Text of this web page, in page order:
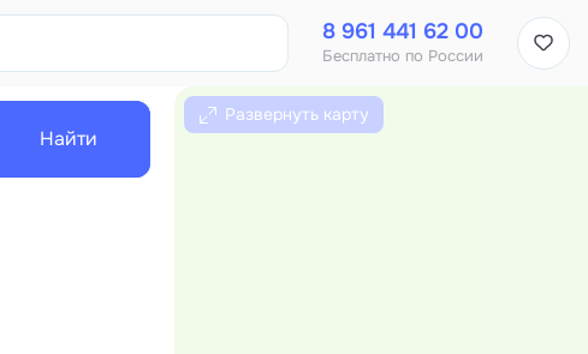
8 961 441 62 00
Бесплатно по России
Найти
Развернуть карту